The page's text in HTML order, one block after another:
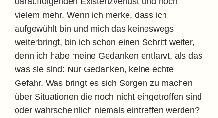
vielem mehr. Wenn ich merke, dass ich
aufgewühlt bin und mich das keineswegs
weiterbringt, bin ich schon einen Schritt weiter,
denn ich habe meine Gedanken entlarvt, als das
was sie sind: Nur Gedanken, keine echte
Gefahr. Was bringt es sich Sorgen zu machen
über Situationen die noch nicht eingetroffen sind
oder wahrscheinlich niemals eintreffen werden?